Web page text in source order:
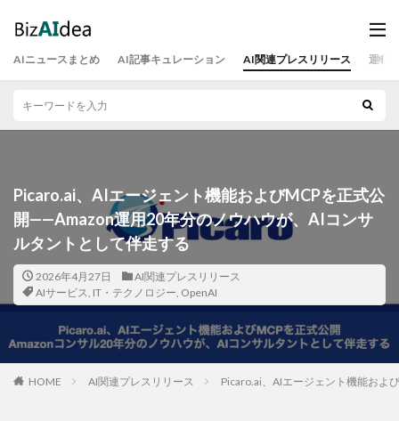
AIニュースまとめ AI記事キュレーション AI関連プレスリリース 運営
Picaro.ai、AIエージェント機能およびMCPを正式公
開——Amazon運用20年分のノウハウが、AIコンサ
ルタントとして伴走する
2026年4月27日
AI関連プレスリリース
AIサービス, IT・テクノロジー, OpenAI
HOME AI関連プレスリリース Picaro.ai、AIエージェント機能およ